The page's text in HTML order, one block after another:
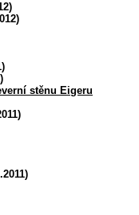
stěnu Eigeru